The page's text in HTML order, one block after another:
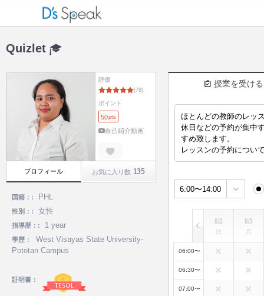
Quizlet
評価
(78)
ポイント
50pts
自己紹介動画
プロフィール お気に入り数 135
国籍：: PHL
性別：: 女性
指導歴：: 1 year
學歷：
West Visayas State University-
Pototan Campus
証明書：
授業を受ける
ほとんどの教師のレッ
休日などの予約が集中
すめ致します。
レッスンの予約につい
6:00〜14:00
8/2
日
8/3
月
06:00〜
06:30〜
07:00〜